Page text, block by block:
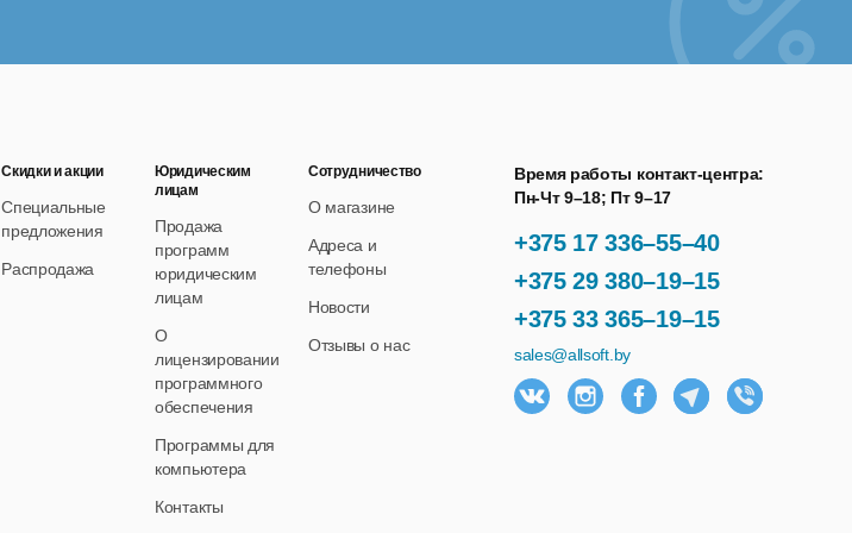
+375 17 336–55–40
+375 29 380–19–15
+375 33 365–19–15
Время работы контакт-центра:
Пн-Чт 9–18; Пт 9–17
sales@allsoft.by
Скидки и акции
Специальные
предложения
Распродажа
Юридическим
лицам
Продажа
программ
юридическим
лицам
О
лицензировании
программного
обеспечения
Программы для
компьютера
Контакты
Сотрудничество
О магазине
Адреса и
телефоны
Новости
Отзывы о нас